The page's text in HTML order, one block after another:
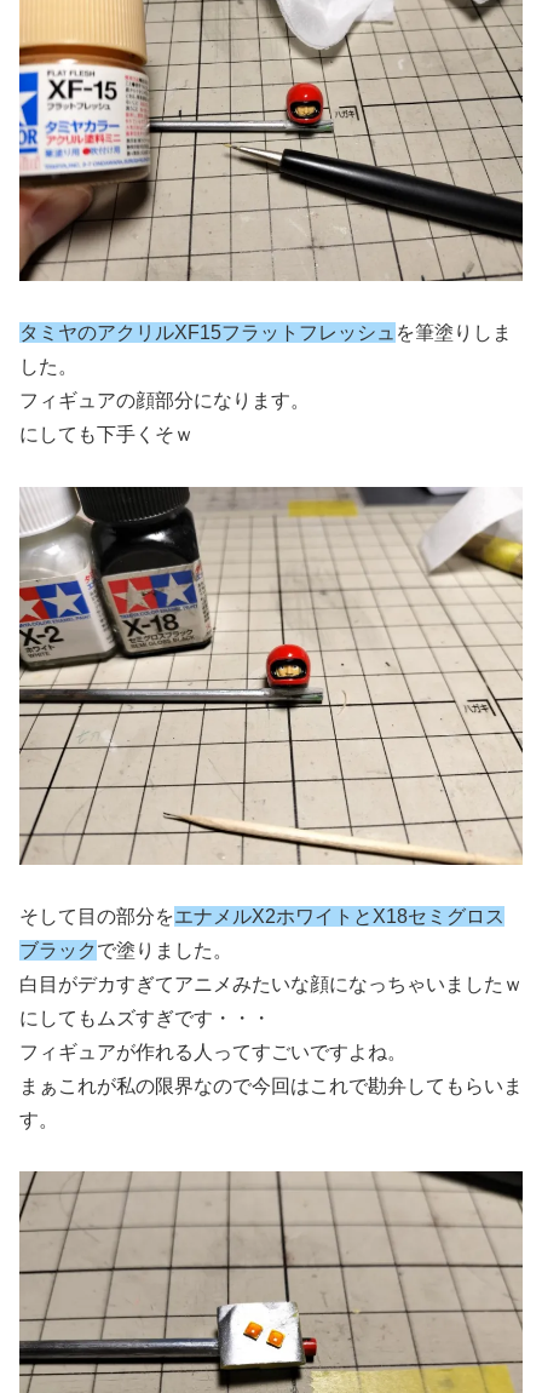
タミヤのアクリルXF15フラットフレッシュ を筆塗りしま
した。
フィギュアの顔部分になります。
にしても下手くそｗ
そして目の部分をエナメルX2ホワイトとX18セミグロス
ブラック で塗りました。
白目がデカすぎてアニメみたいな顔になっちゃいましたｗ
にしてもムズすぎです・・・
フィギュアが作れる人ってすごいですよね。
まぁこれが私の限界なので今回はこれで勘弁してもらいま
す。